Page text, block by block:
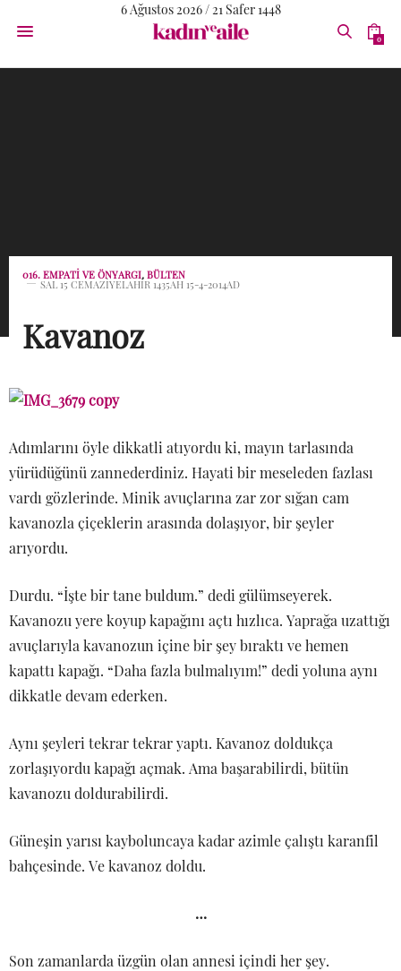
6 Ağustos 2026 / 21 Safer 1448
0
016. EMPATI VE ÖNYARGI, BÜLTEN
SAL 15 CEMAZIYELAHIR 1435AH 15-4-2014AD
Kavanoz
Adımlarını öyle dikkatli atıyordu ki, mayın tarlasında
yürüdüğünü zannederdiniz. Hayati bir meseleden fazlası
vardı gözlerinde. Minik avuçlarına zar zor sığan cam
kavanozla çiçeklerin arasında dolaşıyor, bir şeyler
arıyordu.
Durdu. “İşte bir tane buldum.” dedi gülümseyerek.
Kavanozu yere koyup kapağını açtı hızlıca. Yaprağa uzattığı
avuçlarıyla kavanozun içine bir şey bıraktı ve hemen
kapattı kapağı. “Daha fazla bulmalıyım!” dedi yoluna aynı
dikkatle devam ederken.
Aynı şeyleri tekrar tekrar yaptı. Kavanoz doldukça
zorlaşıyordu kapağı açmak. Ama başarabilirdi, bütün
kavanozu doldurabilirdi.
Güneşin yarısı kayboluncaya kadar azimle çalıştı karanfil
bahçesinde. Ve kavanoz doldu.
…
Son zamanlarda üzgün olan annesi içindi her şey.